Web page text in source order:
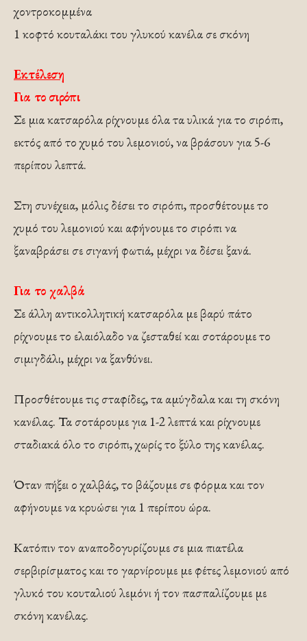
χοντροκομμένα
1 κοφτό κουταλάκι του γλυκού κανέλα σε σκόνη
Εκτέλεση
Για το σιρόπι
Σε μια κατσαρόλα ρίχνουμε όλα τα υλικά για το σιρόπι,
εκτός από το χυμό του λεμονιού, να βράσουν για 5-6
περίπου λεπτά.
Στη συνέχεια, μόλις δέσει το σιρόπι, προσθέτουμε το
χυμό του λεμονιού και αφήνουμε το σιρόπι να
ξαναβράσει σε σιγανή φωτιά, μέχρι να δέσει ξανά.
Για το χαλβά
Σε άλλη αντικολλητική κατσαρόλα με βαρύ πάτο
ρίχνουμε το ελαιόλαδο να ζεσταθεί και σοτάρουμε το
σιμιγδάλι, μέχρι να ξανθύνει.
Προσθέτουμε τις σταφίδες, τα αμύγδαλα και τη σκόνη
κανέλας. Τα σοτάρουμε για 1-2 λεπτά και ρίχνουμε
σταδιακά όλο το σιρόπι, χωρίς το ξύλο της κανέλας.
Όταν πήξει ο χαλβάς, το βάζουμε σε φόρμα και τον
αφήνουμε να κρυώσει για 1 περίπου ώρα.
Κατόπιν τον αναποδογυρίζουμε σε μια πιατέλα
σερβιρίσματος και το γαρνίρουμε με φέτες λεμονιού από
γλυκό του κουταλιού λεμόνι ή τον πασπαλίζουμε με
σκόνη κανέλας.